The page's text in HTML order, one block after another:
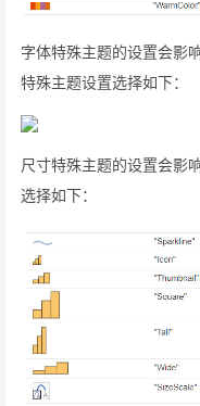
字体特殊主题的设置会影
特殊主题设置选择如下：
尺寸特殊主题的设置会影
选择如下：